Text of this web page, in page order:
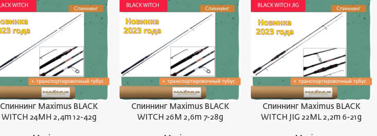
Спиннинг Maximus BLACK
WITCH 24MH 2,4m 12-42g
Спиннинг Maximus BLACK
WITCH 26M 2,6m 7-28g
Спиннинг Maximus BLACK
WITCH JIG 22ML 2,2m 6-21g